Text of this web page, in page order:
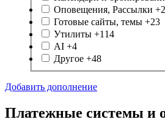
Оповещения, Рассылки
Готовые сайты, темы +23
Утилиты +114
AI +4
Другое +48
Добавить дополнение
Платежные системы и